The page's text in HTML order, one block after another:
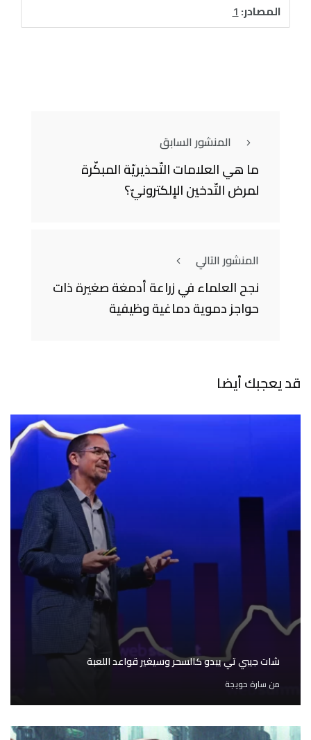
المصادر:1
المنشور السابق
ما هي العلامات التّحذيريّة المبكّرة
لمرض التّدخين الإلكترونيّ؟
المنشور التالي
نجح العلماء في زراعة أدمغة صغيرة ذات
حواجز دموية دماغية وظيفية
قد يعجبك أيضا
شات جيبي تي يبدو كالسحر وسيغير قواعد اللعبة
من سارة حويجة